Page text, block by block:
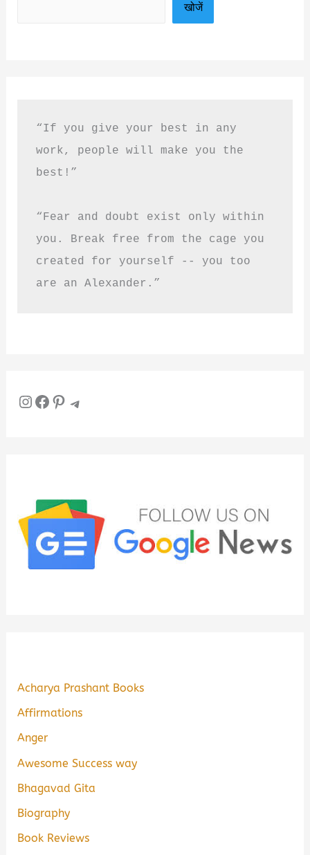
खोजें
“If you give your best in any
work, people will make you the
best!”
“Fear and doubt exist only within
you. Break free from the cage you
created for yourself -- you too
are an Alexander.”
InstagramFacebook Pinterest Telegram
Acharya Prashant Books
Affirmations
Anger
Awesome Success way
Bhagavad Gita
Biography
Book Reviews